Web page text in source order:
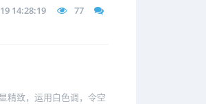
14:28:19 77
精致，运用白色调，令空